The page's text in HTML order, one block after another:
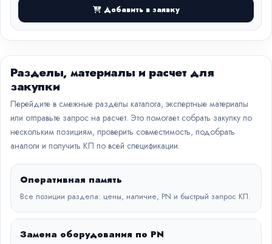
Добавить в заявку
Разделы, материалы и расчет для
закупки
Перейдите в смежные разделы каталога, экспертные материалы
или отправьте запрос на расчет. Это помогает собрать закупку по
нескольким позициям, проверить совместимость, подобрать
аналоги и получить КП по всей спецификации.
Оперативная память
Все позиции раздела: цены, наличие, PN и быстрый запрос КП.
Замена оборудования по PN